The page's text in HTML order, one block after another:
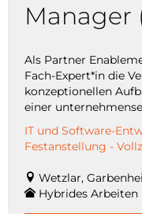
Manager
Als Partner
Fach-Expert*in die
konzeptionellen
einer
IT und Software-
Festanstellung -
Wetzlar,
Hybrides Arbeiten